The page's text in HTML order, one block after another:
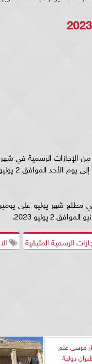
الإجازات الرسمية في
شهر يوليو على يومين
الرسمية المتبقية
مرسى علم